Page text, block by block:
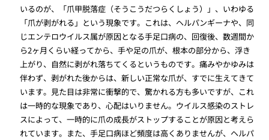
いるのが、「爪甲脱落症（そうこうだつらくしょう）」、いわゆる
「爪が剥がれる」という現象です。これは、ヘルパンギーナや、同
じエンテロウイルス属が原因となる手足口病の、回復後、数週間か
ら2ヶ月くらい経ってから、手や足の爪が、根本の部分から、浮き
上がり、自然に剥がれ落ちてくるというものです。痛みやかゆみは
伴わず、剥がれた後からは、新しい正常な爪が、すでに生えてきて
います。見た目は非常に衝撃的で、驚かれる方も多いですが、これ
は一時的な現象であり、心配はいりません。ウイルス感染のストレ
スによって、一時的に爪の成長がストップすることが原因と考えら
れています。また、手足口病ほど頻度は高くありませんが、ヘルパ